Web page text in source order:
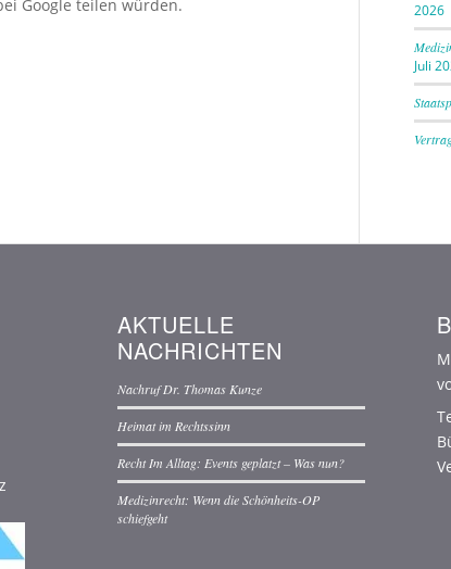
Google teilen würden.
2026
Juli
AKTUELLE
NACHRICHTEN
Nachruf Dr. Thomas Kunze
Heimat im Rechtssinn
Recht Im Alltag: Events geplatzt – Was nun?
Medizinrecht: Wenn die Schönheits-OP
schiefgeht
Hallo! Stellen Sie
wir melden uns
Ersteinschätzung.
eindeutig